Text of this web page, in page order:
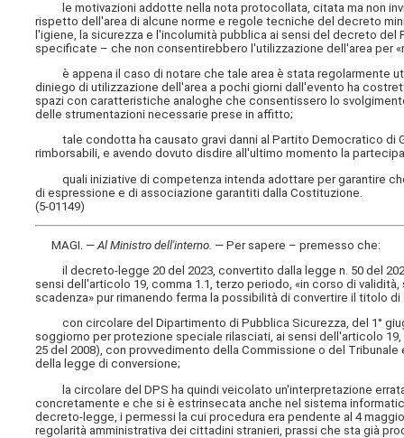
le motivazioni addotte nella nota protocollata, citata ma non
rispetto dell'area di alcune norme e regole tecniche del decreto
l'igiene, la sicurezza e l'incolumità pubblica ai sensi del decreto
specificate – che non consentirebbero l'utilizzazione dell'area per
è appena il caso di notare che tale area è stata regolarmente
diniego di utilizzazione dell'area a pochi giorni dall'evento ha
spazi con caratteristiche analoghe che consentissero lo
delle strumentazioni necessarie prese in affitto;
tale condotta ha causato gravi danni al Partito Democratico di
rimborsabili, e avendo dovuto disdire all'ultimo momento la
quali iniziative di competenza intenda adottare per garantire
di espressione e di associazione garantiti dalla Costituzione.
(5-01149)
MAGI. —Al Ministro dell'interno — Per sapere – premesso che:
il decreto-legge 20 del 2023, convertito dalla legge n. 50 del
sensi dell'articolo 19, comma 1.1, terzo periodo, «in corso di
scadenza» pur rimanendo ferma la possibilità di convertire il titolo
con circolare del Dipartimento di Pubblica Sicurezza, del 1°
soggiorno per protezione speciale rilasciati, ai sensi dell'articolo
25 del 2008), con provvedimento della Commissione o del
della legge di conversione;
la circolare del DPS ha quindi veicolato un'interpretazione
concretamente e che si è estrinsecata anche nel sistema
decreto-legge, i permessi la cui procedura era pendente al 4
regolarità amministrativa dei cittadini stranieri, prassi che sta già